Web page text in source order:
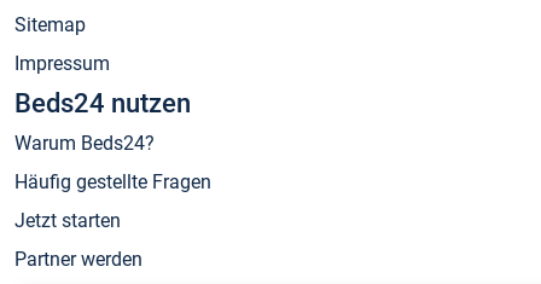
Sitemap
Impressum
Beds24 nutzen
Warum Beds24?
Häufig gestellte Fragen
Jetzt starten
Partner werden